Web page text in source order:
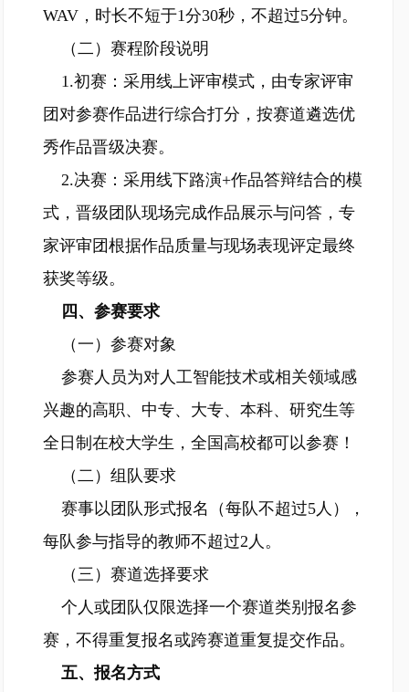
WAV，时长不短于1分30秒，不超过5分钟。
（二）赛程阶段说明
1.初赛：采用线上评审模式，由专家评审
团对参赛作品进行综合打分，按赛道遴选优
秀作品晋级决赛。
2.决赛：采用线下路演+作品答辩结合的模
式，晋级团队现场完成作品展示与问答，专
家评审团根据作品质量与现场表现评定最终
获奖等级。
四、参赛要求
（一）参赛对象
参赛人员为对人工智能技术或相关领域感
兴趣的高职、中专、大专、本科、研究生等
全日制在校大学生，全国高校都可以参赛！
（二）组队要求
赛事以团队形式报名（每队不超过5人），
每队参与指导的教师不超过2人。
（三）赛道选择要求
个人或团队仅限选择一个赛道类别报名参
赛，不得重复报名或跨赛道重复提交作品。
五、报名方式